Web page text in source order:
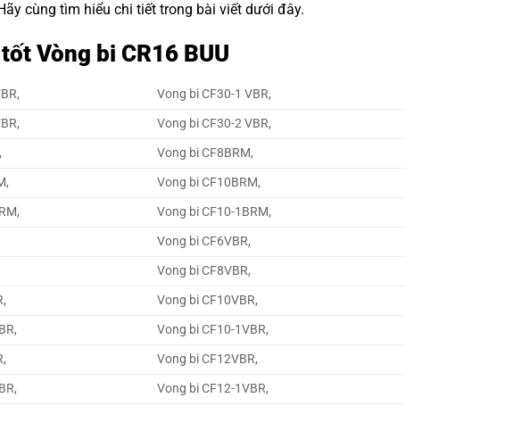
cùng tìm hiểu chi tiết trong bài viết dưới đây.
Vòng bi CR16 BUU
Vong bi CF30-1 VBR,
Vong bi CF30-2 VBR,
Vong bi CF8BRM,
Vong bi CF10BRM,
Vong bi CF10-1BRM,
Vong bi CF6VBR,
Vong bi CF8VBR,
Vong bi CF10VBR,
Vong bi CF10-1VBR,
Vong bi CF12VBR,
Vong bi CF12-1VBR,